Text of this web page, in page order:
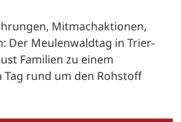
Mitmachaktionen,
Der Meulenwaldtag in Trier-
Familien zu einem
rund um den Rohstoff